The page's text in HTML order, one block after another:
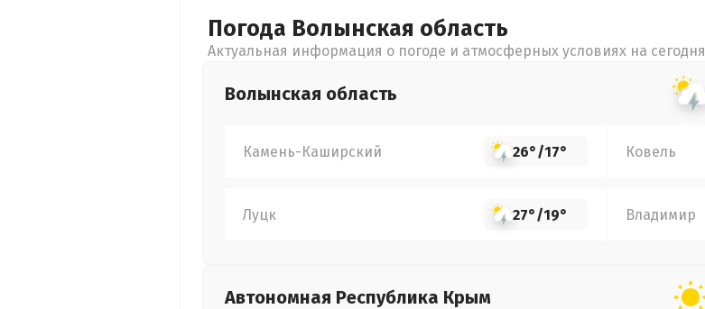
Погода Волынская область
Актуальная информация о погоде и атмосферных условиях на сегодня
Волынская область
Камень-Каширский 26°/17° Ковель
Луцк 27°/19° Владимир
Автономная Республика Крым